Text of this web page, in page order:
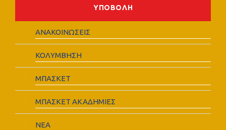
ΑΝΑΚΟΙΝΩΣΕΙΣ
ΚΟΛΥΜΒΗΣΗ
ΜΠΑΣΚΕΤ
ΜΠΑΣΚΕΤ ΑΚΑΔΗΜΙΕΣ
ΝΕΑ